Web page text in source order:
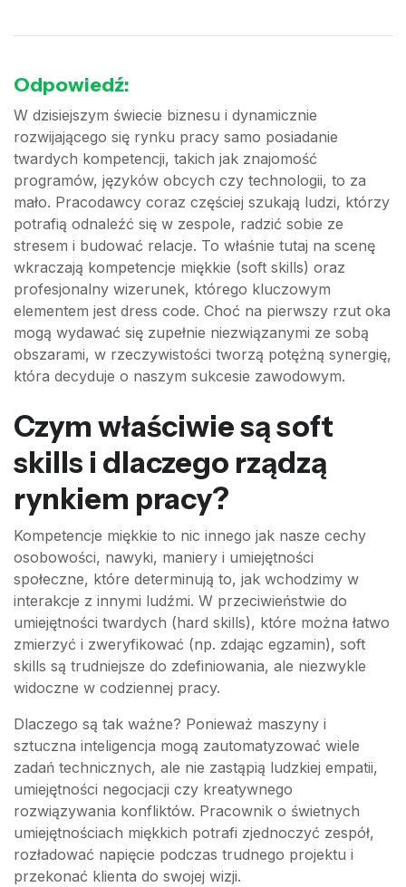
Odpowiedź:
W dzisiejszym świecie biznesu i dynamicznie
rozwijającego się rynku pracy samo posiadanie
twardych kompetencji, takich jak znajomość
programów, języków obcych czy technologii, to za
mało. Pracodawcy coraz częściej szukają ludzi, którzy
potrafią odnaleźć się w zespole, radzić sobie ze
stresem i budować relacje. To właśnie tutaj na scenę
wkraczają kompetencje miękkie (soft skills) oraz
profesjonalny wizerunek, którego kluczowym
elementem jest dress code. Choć na pierwszy rzut oka
mogą wydawać się zupełnie niezwiązanymi ze sobą
obszarami, w rzeczywistości tworzą potężną synergię,
która decyduje o naszym sukcesie zawodowym.
Czym właściwie są soft
skills i dlaczego rządzą
rynkiem pracy?
Kompetencje miękkie to nic innego jak nasze cechy
osobowości, nawyki, maniery i umiejętności
społeczne, które determinują to, jak wchodzimy w
interakcje z innymi ludźmi. W przeciwieństwie do
umiejętności twardych (hard skills), które można łatwo
zmierzyć i zweryfikować (np. zdając egzamin), soft
skills są trudniejsze do zdefiniowania, ale niezwykle
widoczne w codziennej pracy.
Dlaczego są tak ważne? Ponieważ maszyny i
sztuczna inteligencja mogą zautomatyzować wiele
zadań technicznych, ale nie zastąpią ludzkiej empatii,
umiejętności negocjacji czy kreatywnego
rozwiązywania konfliktów. Pracownik o świetnych
umiejętnościach miękkich potrafi zjednoczyć zespół,
rozładować napięcie podczas trudnego projektu i
przekonać klienta do swojej wizji.